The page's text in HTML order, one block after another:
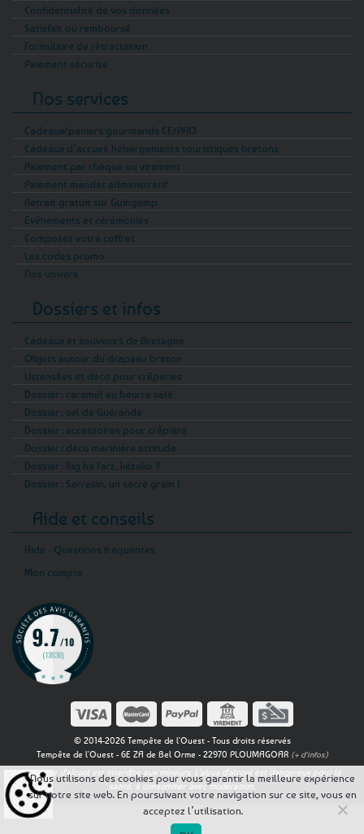
Confidentialité de vos données
Satisfait ou remboursé
Formulaire de rétractation
Paiement sécurisé
Nos services
Cadeaux/paniers gourmands CE/PRO
Cadeaux d’accueil hébergements touristiques bretons
Paiement par chèque ou virement
Paiement mandat administratif
Retrait gratuit sur Guingamp
Evénements et cérémonies
Composez votre coffret
Les codes promo
Nos univers
Dossiers et infos
Cadeaux et souvenirs de Bretagne
Objets autour du drapeau breton
Ustensiles et déco pour crêperies
Dossier : caramel au beurre salé
Dossier : sel de Guérande
Dossier : accessoires pour crêpière
Dossier : déco marinière attitude
Dossier : Kig ha Farz, kézako ?
Dossier : Sarrasin, un sacré grain !
Aide et conseils
Aide - Questions fréquentes
Mon compte
© 2014-2026 Tempête de l'Ouest - Tous droits réservés
Tempête de l'Ouest - 6E ZA de Bel Orme - 22970 PLOUMAGOAR (+ d'infos)
La vente d'alcool est interdite aux mineurs. L'abus d'alcool est dangereux pour la
santé, à consommer avec modération.
Nous utilisons des cookies pour vous garantir la meilleure expérience
sur notre site web. En poursuivant votre navigation sur ce site, vous en
acceptez l’utilisation.